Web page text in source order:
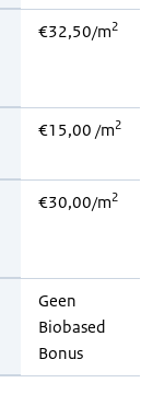
€32,50/m2
€15,00 /m2
€30,00/m2
Geen
Biobased
Bonus